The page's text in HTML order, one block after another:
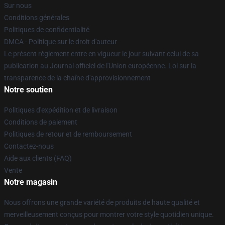
Sur nous
Conditions générales
Politiques de confidentialité
DMCA - Politique sur le droit d'auteur
Le présent règlement entre en vigueur le jour suivant celui de sa
publication au Journal officiel de l'Union européenne. Loi sur la
transparence de la chaîne d'approvisionnement
Notre soutien
Politiques d'expédition et de livraison
Conditions de paiement
Politiques de retour et de remboursement
Contactez-nous
Aide aux clients (FAQ)
Vente
Notre magasin
Nous offrons une grande variété de produits de haute qualité et
merveilleusement conçus pour montrer votre style quotidien unique.